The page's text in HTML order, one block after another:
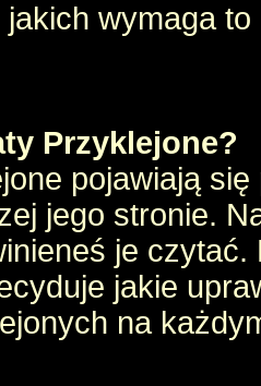
wymaga
Przyklejone?
pojawiają
jego stronie.
je czytać.
jakie
na